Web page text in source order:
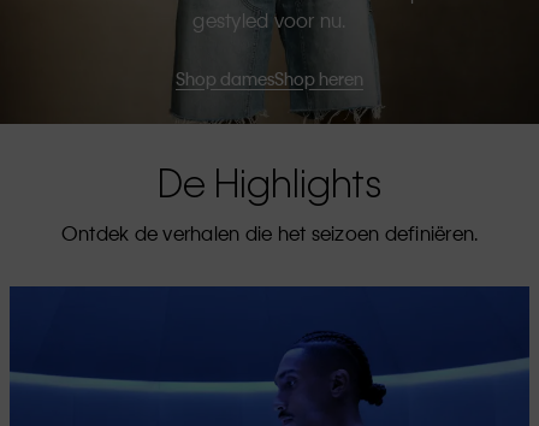
gestyled voor nu.
Shop damesShop heren
De Highlights
Ontdek de verhalen die het seizoen definiëren.